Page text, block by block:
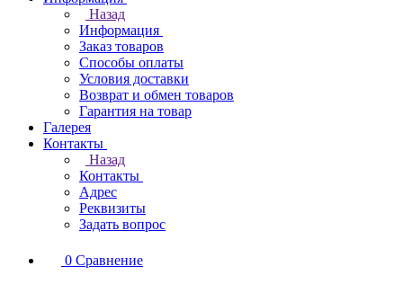
Назад
Информация
Заказ товаров
Способы оплаты
Условия доставки
Возврат и обмен товаров
Гарантия на товар
Галерея
Контакты
Назад
Контакты
Адрес
Реквизиты
Задать вопрос
0 Сравнение